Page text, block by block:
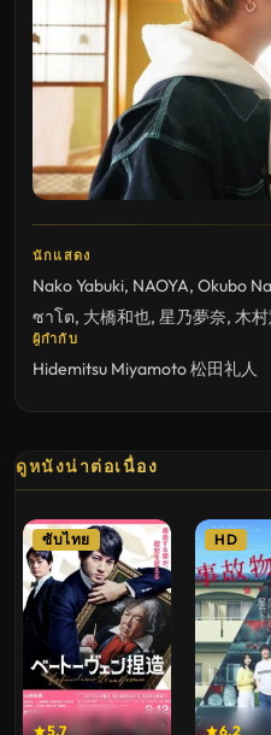
นักแสดง
Nako Yabuki, NAOYA, Okubo
ซาโต, 大橋和也, 星乃夢奈, 木
ผู้กำกับ
Hidemitsu Miyamoto松田礼人
ดูหนังน่าต่อเนื่อง
5.7
ซับไทย
6.2
HD